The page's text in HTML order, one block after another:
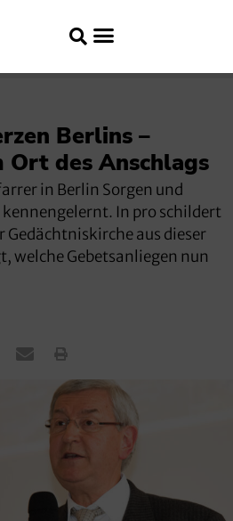
Berlins –
Ort des Anschlags
in Berlin Sorgen und
In pro schildert
Gedächtniskirche aus dieser
welche Gebetsanliegen nun